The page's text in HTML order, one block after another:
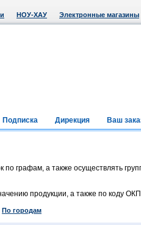
НОУ-ХАУ Электронные магазины
Подписка Дирекция Ваш
графам, а также осуществлять
продукции, а также по коду
По городам